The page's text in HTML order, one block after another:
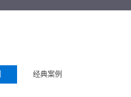
经典案例